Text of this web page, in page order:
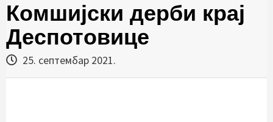
Комшијски дерби крај
Деспотовице
25. септембар 2021.